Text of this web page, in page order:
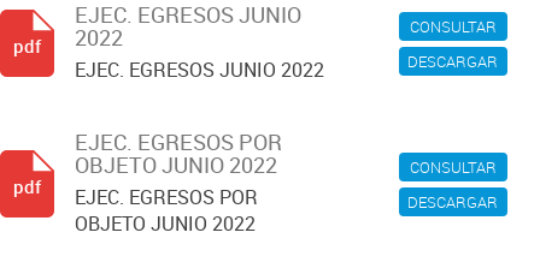
CONSULTAR
DESCARGAR
EJEC. EGRESOS JUNIO
2022
EJEC. EGRESOS JUNIO 2022
pdf
CONSULTAR
DESCARGAR
EJEC. EGRESOS POR
OBJETO JUNIO 2022
EJEC. EGRESOS POR
OBJETO JUNIO 2022
pdf